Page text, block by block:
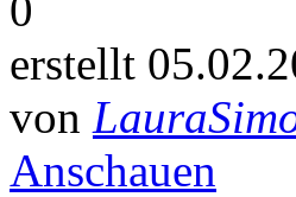
erstellt
von
Anschauen